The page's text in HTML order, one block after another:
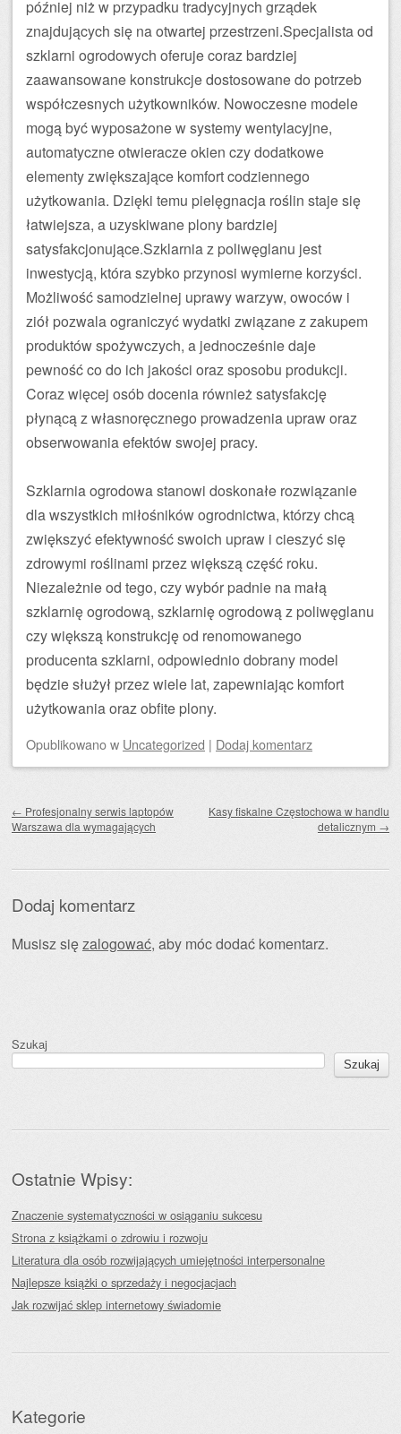
później niż w przypadku tradycyjnych grządek
znajdujących się na otwartej przestrzeni.Specjalista od
szklarni ogrodowych oferuje coraz bardziej
zaawansowane konstrukcje dostosowane do potrzeb
współczesnych użytkowników. Nowoczesne modele
mogą być wyposażone w systemy wentylacyjne,
automatyczne otwieracze okien czy dodatkowe
elementy zwiększające komfort codziennego
użytkowania. Dzięki temu pielęgnacja roślin staje się
łatwiejsza, a uzyskiwane plony bardziej
satysfakcjonujące.Szklarnia z poliwęglanu jest
inwestycją, która szybko przynosi wymierne korzyści.
Możliwość samodzielnej uprawy warzyw, owoców i
ziół pozwala ograniczyć wydatki związane z zakupem
produktów spożywczych, a jednocześnie daje
pewność co do ich jakości oraz sposobu produkcji.
Coraz więcej osób docenia również satysfakcję
płynącą z własnoręcznego prowadzenia upraw oraz
obserwowania efektów swojej pracy.
Szklarnia ogrodowa stanowi doskonałe rozwiązanie
dla wszystkich miłośników ogrodnictwa, którzy chcą
zwiększyć efektywność swoich upraw i cieszyć się
zdrowymi roślinami przez większą część roku.
Niezależnie od tego, czy wybór padnie na małą
szklarnię ogrodową, szklarnię ogrodową z poliwęglanu
czy większą konstrukcję od renomowanego
producenta szklarni, odpowiednio dobrany model
będzie służył przez wiele lat, zapewniając komfort
użytkowania oraz obfite plony.
Opublikowanow Uncategorized | Dodaj komentarz
← Profesjonalny serwis laptopów
Warszawa dla wymagających
Kasy fiskalne Częstochowa w handlu
detalicznym →
Dodaj komentarz
Musisz sięzalogować, aby móc dodać komentarz.
Szukaj
Szukaj
Ostatnie Wpisy:
Znaczenie systematyczności w osiąganiu sukcesu
Strona z książkami o zdrowiu i rozwoju
Literatura dla osób rozwijających umiejętności interpersonalne
Najlepsze książki o sprzedaży i negocjacjach
Jak rozwijać sklep internetowy świadomie
Kategorie